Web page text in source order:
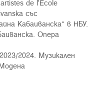
de l'École
със
Кабаиванска“ в НБУ.
Опера
2024. Музикален